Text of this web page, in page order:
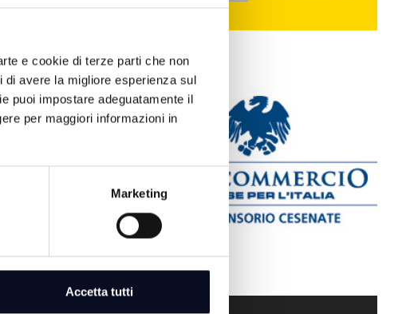
e cookie di terze parti che non
di avere la migliore esperienza sul
puoi impostare adeguatamente il
per maggiori informazioni in
Marketing
Accetta tutti
in semifinale
2026
ancora nel girone D